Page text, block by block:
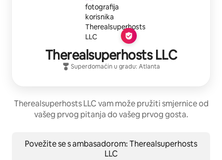
Therealsuperhosts LLC
Superdomaćin u gradu: Atlanta
Therealsuperhosts LLC vam može pružiti smjernice od
vašeg prvog pitanja do vašeg prvog gosta.
Povežite se s ambasadorom: Therealsuperhosts
LLC